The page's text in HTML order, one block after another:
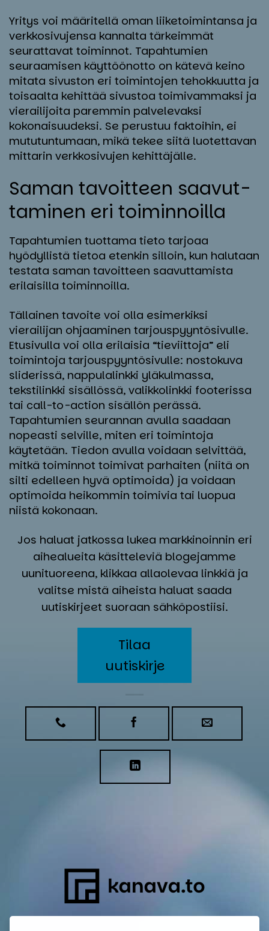
Yritys voi määritellä oman liiketoimintansa ja
verkkosivujensa kannalta tärkeimmät
seurattavat toiminnot. Tapahtumien
seuraamisen käyttöönotto on kätevä keino
mitata sivuston eri toimintojen tehokkuutta ja
toisaalta kehittää sivustoa toimivammaksi ja
vierailijoita paremmin palvelevaksi
kokonaisuudeksi. Se perustuu faktoihin, ei
mututuntumaan, mikä tekee siitä luotettavan
mittarin verkkosivujen kehittäjälle.
Sa­man ta­voit­teen saa­vut­
ta­mi­nen eri toi­min­noil­la
Tapahtumien tuottama tieto tarjoaa
hyödyllistä tietoa etenkin silloin, kun halutaan
testata saman tavoitteen saavuttamista
erilaisilla toiminnoilla.
Tällainen tavoite voi olla esimerkiksi
vierailijan ohjaaminen tarjouspyyntösivulle.
Etusivulla voi olla erilaisia “tieviittoja” eli
toimintoja tarjouspyyntösivulle: nostokuva
sliderissä, nappulalinkki yläkulmassa,
tekstilinkki sisällössä, valikkolinkki footerissa
tai call-to-action sisällön perässä.
Tapahtumien seurannan avulla saadaan
nopeasti selville, miten eri toimintoja
käytetään. Tiedon avulla voidaan selvittää,
mitkä toiminnot toimivat parhaiten (niitä on
silti edelleen hyvä optimoida) ja voidaan
optimoida heikommin toimivia tai luopua
niistä kokonaan.
Jos haluat jatkossa lukea markkinoinnin eri
aihealueita käsitteleviä blogejamme
uunituoreena, klikkaa allaolevaa linkkiä ja
valitse mistä aiheista haluat saada
uutiskirjeet suoraan sähköpostiisi.
Tilaa
uutiskirje